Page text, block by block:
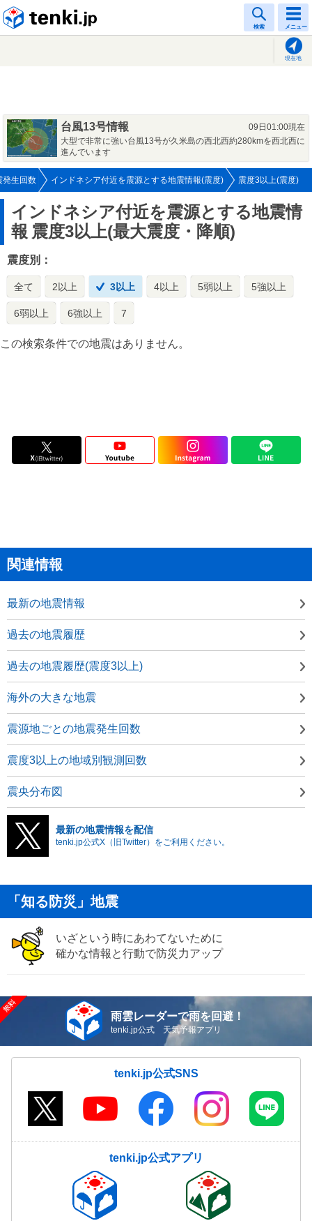
検索 メニュー
現在地
台風13号情報
09日01:00現在
大型で非常に強い台風13号が久米島の西北西約280kmを西北西に
進んでいます
発生回数 インドネシア付近を震源とする地震情報(震度) 震度3以上(震度)
インドネシア付近を震源とする地震情
報 震度3以上(最大震度・降順)
震度別：
全て 2以上 3以上 4以上 5弱以上 5強以上
6弱以上 6強以上 7
この検索条件での地震はありません。
関連情報
最新の地震情報
過去の地震履歴
過去の地震履歴(震度3以上)
海外の大きな地震
震源地ごとの地震発生回数
震度3以上の地域別観測回数
震央分布図
最新の地震情報を配信
tenki.jp公式X（旧Twitter）をご利用ください。
「知る防災」地震
いざという時にあわてないために
確かな情報と行動で防災力アップ
雨雲レーダーで雨を回避！
tenki.jp公式 天気予報アプリ
tenki.jp公式SNS
tenki.jp公式アプリ